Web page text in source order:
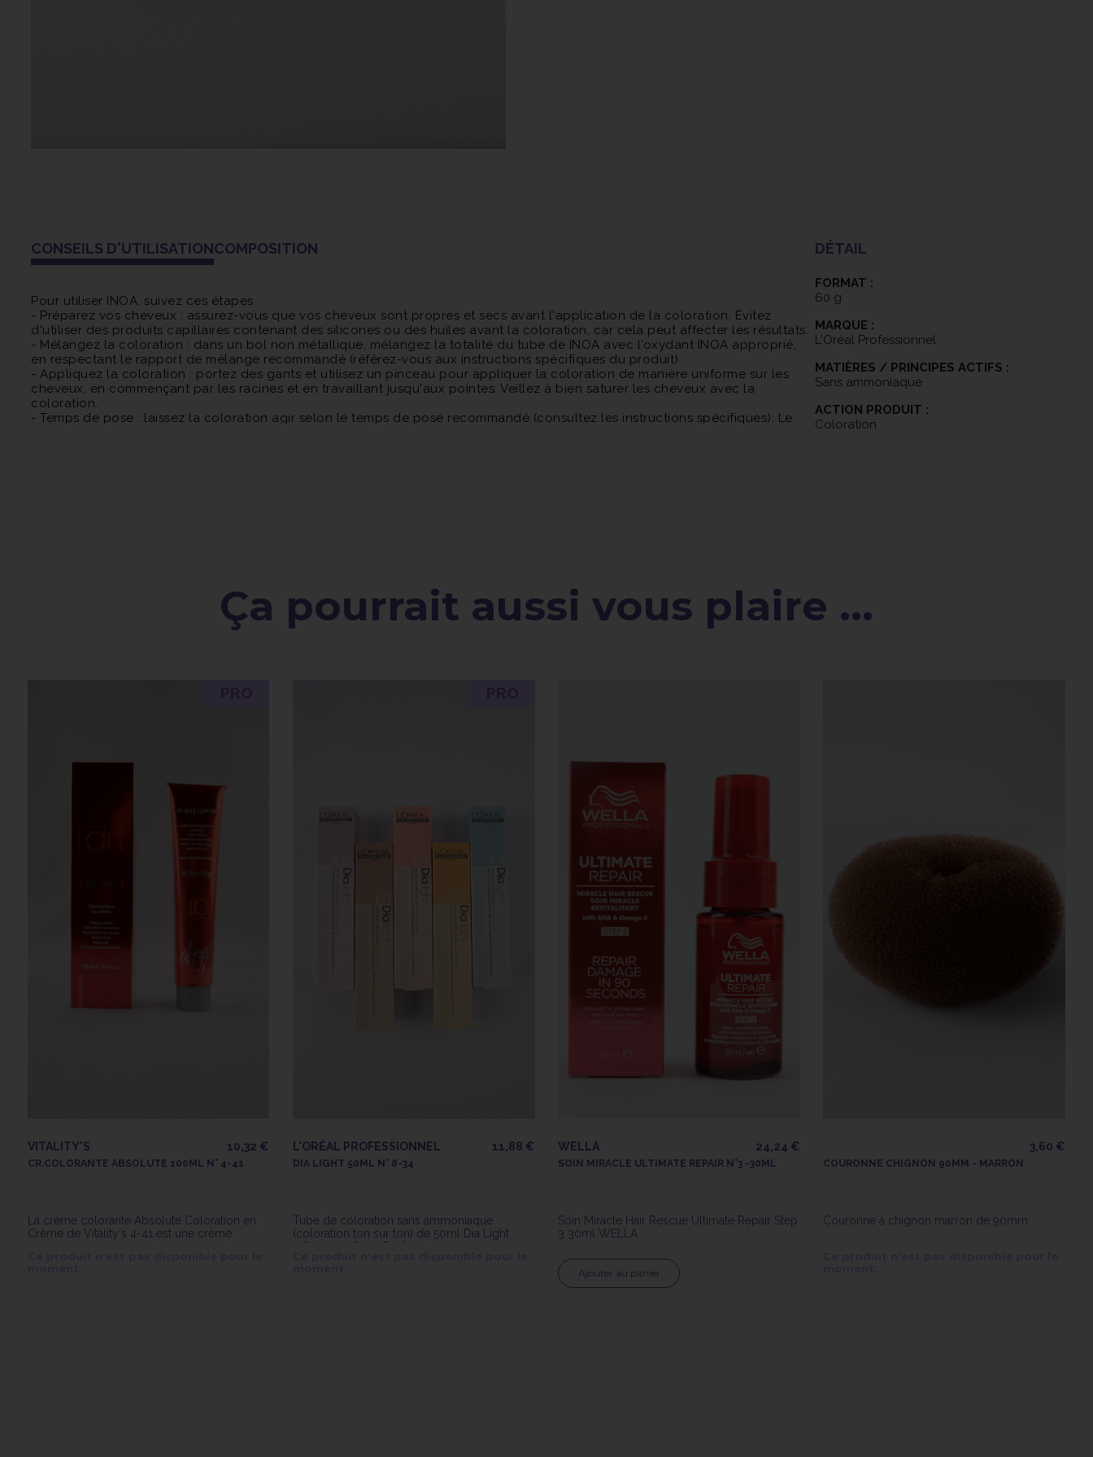
CONSEILS D'UTILISATIONCOMPOSITION
Pour utiliser INOA, suivez ces étapes :
- Préparez vos cheveux : assurez-vous que vos cheveux sont propres et secs avant l'application de la coloration. Évitez
d'utiliser des produits capillaires contenant des silicones ou des huiles avant la coloration, car cela peut affecter les résultats.
- Mélangez la coloration : dans un bol non métallique, mélangez la totalité du tube de INOA avec l'oxydant INOA approprié,
en respectant le rapport de mélange recommandé (référez-vous aux instructions spécifiques du produit).
- Appliquez la coloration : portez des gants et utilisez un pinceau pour appliquer la coloration de manière uniforme sur les
cheveux, en commençant par les racines et en travaillant jusqu'aux pointes. Veillez à bien saturer les cheveux avec la
coloration.
- Temps de pose : laissez la coloration agir selon le temps de pose recommandé (consultez les instructions spécifiques). Le
DÉTAIL
FORMAT :
60 g
MARQUE :
L'Oréal Professionnel
MATIÈRES / PRINCIPES ACTIFS :
Sans ammoniaque
ACTION PRODUIT :
Coloration
Ça pourrait aussi vous plaire ...
VITALITY'S 10,32 €
CR.COLORANTE ABSOLUTE 100ML N° 4-41
La crème colorante Absolute Coloration en
Crème de Vitality's 4-41 est une crème
colorante avec ammoniaque longue tenue.
L'ORÉAL PROFESSIONNEL 11,88 €
DIA LIGHT 50ML N° 8-34
Tube de coloration sans ammoniaque
(coloration ton sur ton) de 50ml Dia Light
n°8.34 de l'Oréal Professionnel
WELLA 24,24 €
SOIN MIRACLE ULTIMATE REPAIR N°3 -30ML
Soin Miracle Hair Rescue Ultimate Repair Step
3 30ml WELLA
Ajouter au panier
3,60 €
COURONNE CHIGNON 90MM - MARRON
Couronne à chignon marron de 90mm